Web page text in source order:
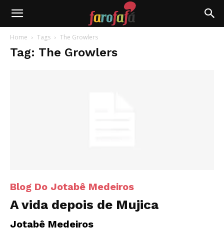
Farofafá
Home Tags The Growlers
Tag: The Growlers
Blog Do Jotabê Medeiros
A vida depois de Mujica
Jotabê Medeiros